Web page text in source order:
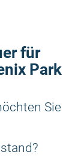
für
Park
Sie